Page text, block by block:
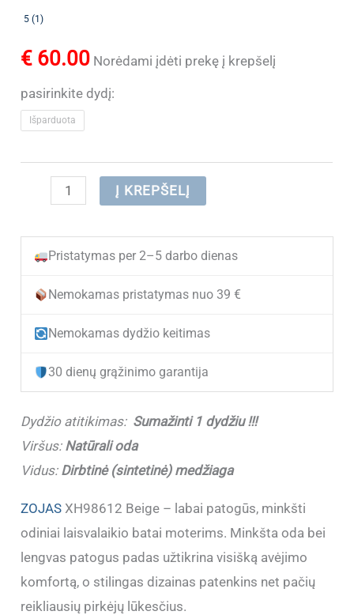
5 (1)
€ 60.00 Norėdami įdėti prekę į krepšelį
pasirinkite dydį:
Išparduota
produkto
(IŠPARDUOTA)
Odiniai
laisvalaikio
moterims
XH98612
(Sumažinti
!!!)
Į KREPŠELĮ
Pristatymas per 2–5 darbo dienas
Nemokamas pristatymas nuo 39 €
Nemokamas dydžio keitimas
30 dienų grąžinimo garantija
Dydžio atitikimas: Sumažinti 1 dydžiu !!!
Viršus: Natūrali oda
Vidus: Dirbtinė (sintetinė) medžiaga
ZOJAS XH98612 Beige – labai patogūs, minkšti
odiniai laisvalaikio batai moterims. Minkšta oda bei
lengvas patogus padas užtikrina visišką avėjimo
komfortą, o stilingas dizainas patenkins net pačių
reikliausių pirkėjų lūkesčius.